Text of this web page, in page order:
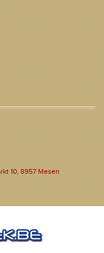
10, 8957 Mesen